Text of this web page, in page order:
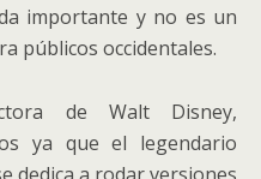
importante y no es un
públicos occidentales.
de Walt Disney,
ya que el legendario